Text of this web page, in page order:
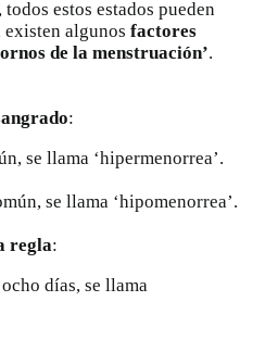
estos estados pueden
existen algunos factores
de la menstruación’.
:
se llama ‘hipermenorrea’.
se llama ‘hipomenorrea’.
regla:
días, se llama